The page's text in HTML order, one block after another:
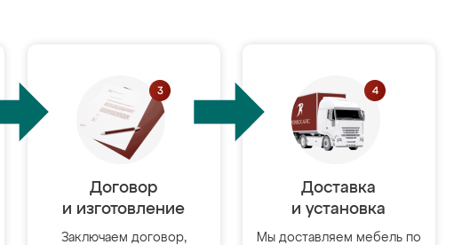
Договор
и изготовление
Заключаем договор,
Доставка
и установка
Мы доставляем мебель по